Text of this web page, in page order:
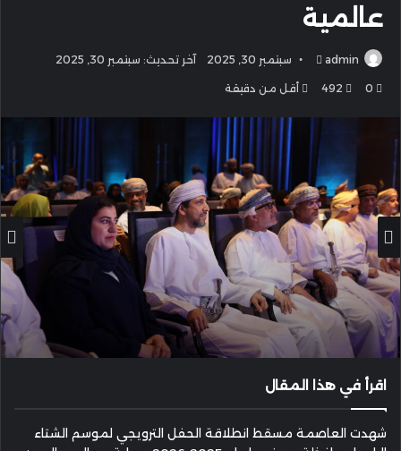
عالمية
admin
أرسل
بريدا
سبتمبر 30, 2025 آخر تحديث: سبتمبر 30, 2025
0
492 أقل من دقيقة
اقرأ في هذا المقال
شهدت العاصمة مسقط انطلاقة الحفل الترويجي لموسم الشتاء